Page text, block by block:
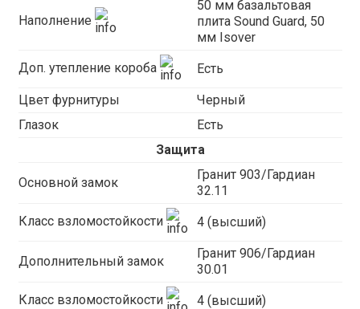
Наполнение
50 мм базальтовая
плита Sound Guard, 50
мм Isover
Доп. утепление короба Есть
Цвет фурнитуры
Черный
Глазок
Есть
Защита
Основной замок
Гранит 903/Гардиан
32.11
Класс взломостойкости 4 (высший)
Дополнительный замок
Гранит 906/Гардиан
30.01
Класс взломостойкости 4 (высший)